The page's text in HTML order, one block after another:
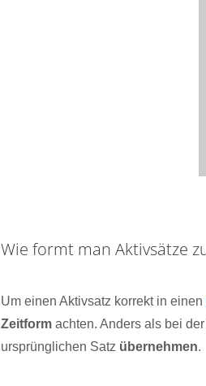
Wie formt man Aktivsätze
Um einen Aktivsatz korrekt in einen
Zeitform achten. Anders als bei
ursprünglichen Satz übernehmen.